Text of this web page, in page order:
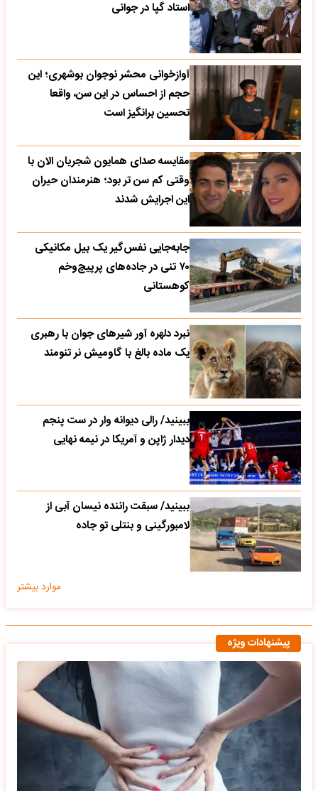
استاد گپا در جوانی
آوازخوانی محشر نوجوان بوشهری؛ این
حجم از احساس در این سن، واقعا
تحسین‌ برانگیز است
مقایسه صدای همایون شجریان الان با
وقتی کم سن تر بود؛ هنرمندان حیران
این اجرایش شدند
جابه‌جایی نفس‌گیر یک بیل مکانیکی
۷۰ تنی در جاده‌های پرپیچ‌وخم
کوهستانی
نبرد دلهره آور شیرهای جوان با رهبری
یک ماده بالغ با گاومیش نر تنومند
ببینید/ رالی دیوانه وار در ست پنجم
دیدار ژاپن و آمریکا در نیمه نهایی
ببینید/ سبقت راننده نیسان آبی از
لامبورگینی و بنتلی تو جاده
موارد بیشتر
پیشنهادات ویژه